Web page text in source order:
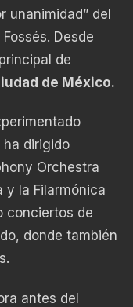
unanimidad” del
Desde
de
de México.
dirigido
Orchestra
y la Filarmónica
conciertos de
donde también
antes del